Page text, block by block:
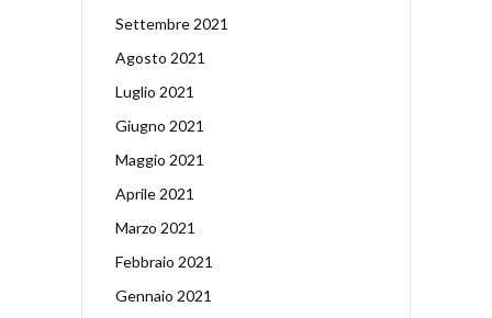
Settembre 2021
Agosto 2021
Luglio 2021
Giugno 2021
Maggio 2021
Aprile 2021
Marzo 2021
Febbraio 2021
Gennaio 2021